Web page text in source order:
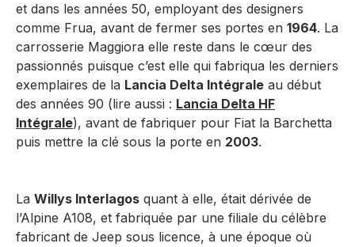
et dans les années 50, employant des designers
comme Frua, avant de fermer ses portes en 1964. La
carrosserie Maggiora elle reste dans le cœur des
passionnés puisque c’est elle qui fabriqua les derniers
exemplaires de la Lancia Delta Intégrale au début
des années 90 (lire aussi : Lancia Delta HF
Intégrale), avant de fabriquer pour Fiat la Barchetta
puis mettre la clé sous la porte en 2003.
La Willys Interlagos quant à elle, était dérivée de
l’Alpine A108, et fabriquée par une filiale du célèbre
fabricant de Jeep sous licence, à une époque où